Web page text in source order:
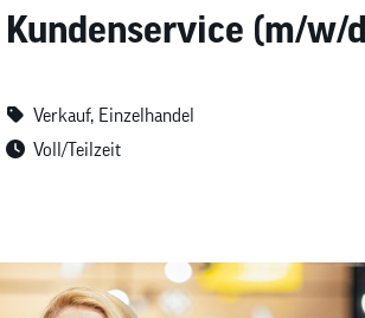
(m/w/
Verkauf, Einzelhandel
Voll/Teilzeit